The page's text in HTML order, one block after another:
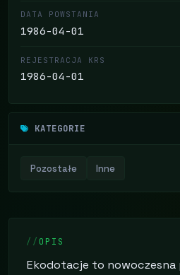
DATA POWSTANIA
1986-04-01
REJESTRACJA KRS
1986-04-01
KATEGORIE
Pozostałe Inne
OPIS
Ekodotacje to